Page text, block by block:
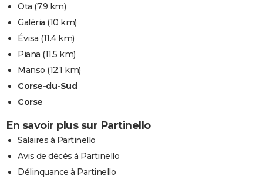
Ota (7.9 km)
Galéria (10 km)
Évisa (11.4 km)
Piana (11.5 km)
Manso (12.1 km)
Corse-du-Sud
Corse
En savoir plus sur Partinello
Salaires à Partinello
Avis de décès à Partinello
Délinquance à Partinello